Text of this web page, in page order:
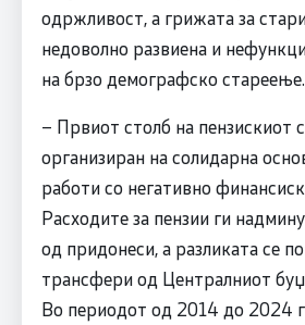
одржливост, а грижата за
недоволно развиена и
на брзо демографско стареење.
– Првиот столб на пензискиот
организиран на солидарна
работи со негативно
Расходите за пензии ги
од придонеси, а разликата се
трансфери од Централниот
Во периодот од 2014 до 2024